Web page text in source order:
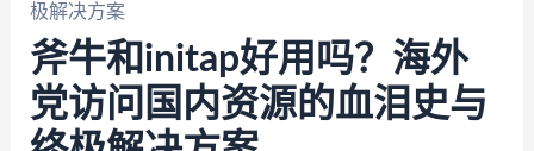
极解决方案
斧牛和initap好用吗？海外
党访问国内资源的血泪史与